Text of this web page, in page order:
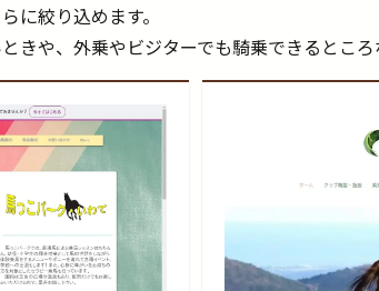
に絞り込めます。
きや、外乗やビジターでも騎乗できるとこ